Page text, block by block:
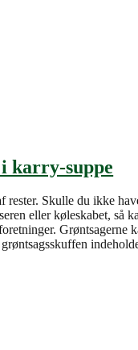
karry-suppe
rester. Skulle du ikke
eller køleskabet, så
Grøntsagerne